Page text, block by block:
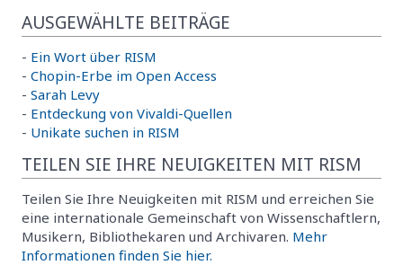
AUSGEWÄHLTE BEITRÄGE
- Ein Wort über RISM
- Chopin-Erbe im Open Access
- Sarah Levy
- Entdeckung von Vivaldi-Quellen
- Unikate suchen in RISM
TEILEN SIE IHRE NEUIGKEITEN MIT RISM
Teilen Sie Ihre Neuigkeiten mit RISM und erreichen Sie
eine internationale Gemeinschaft von Wissenschaftlern,
Musikern, Bibliothekaren und Archivaren. Mehr
Informationen finden Sie hier.